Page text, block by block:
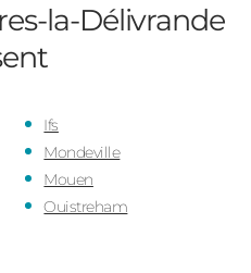
la-Délivrande
Ifs
Mondeville
Mouen
Ouistreham